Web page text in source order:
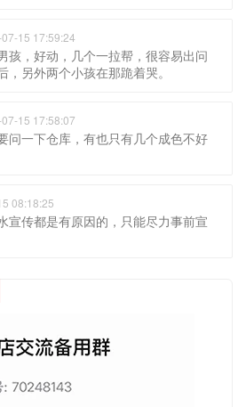
15 17:59:24
孩，好动，几个一拉帮，很容易出问
，另外两个小孩在那跪着哭。
15 17:58:07
问一下仓库，有也只有几个成色不好
08:18:25
宣传都是有原因的，只能尽力事前宣